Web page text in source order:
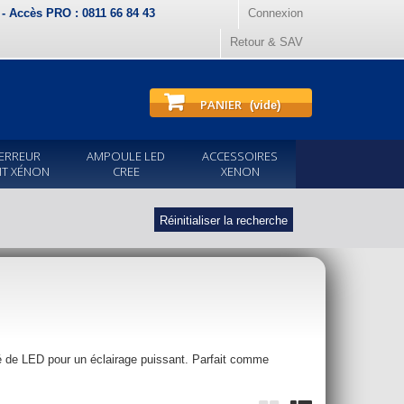
Connexion
Accès PRO : 0811 66 84 43
Retour & SAV
PANIER (vide)
XÉNON
AMPOULE LED
CREE
ACCESSOIRES
XENON
Réinitialiser la recherche
LED pour un éclairage puissant. Parfait comme